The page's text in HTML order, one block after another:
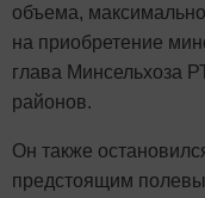
объема,
на приобретение
глава Минсельхоза
районов.
Он также
предстоящим